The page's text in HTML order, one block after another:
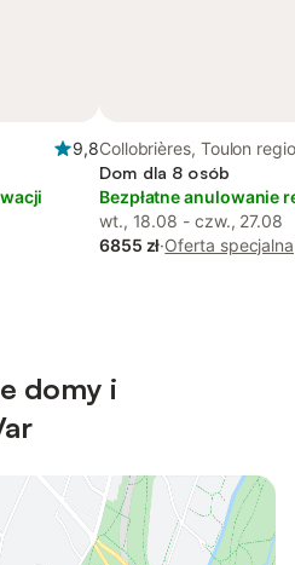
9,8Collobrières, Toulon
Dom dla 8 osób
Bezpłatne anulowanie
wt., 18.08 - czw., 27.08
6855 zł·Oferta specjalna
domy i